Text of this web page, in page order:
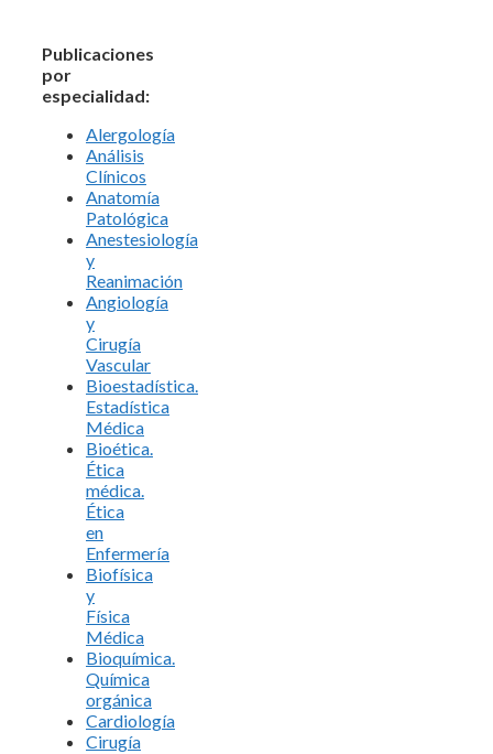
Publicaciones
por
especialidad:
Alergología
Análisis
Clínicos
Anatomía
Patológica
Anestesiología
y
Reanimación
Angiología
y
Cirugía
Vascular
Bioestadística.
Estadística
Médica
Bioética.
Ética
médica.
Ética
en
Enfermería
Biofísica
y
Física
Médica
Bioquímica.
Química
orgánica
Cardiología
Cirugía